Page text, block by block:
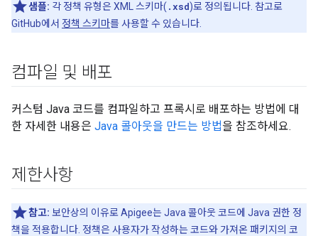
샘플: 각 정책 유형은 XML 스키마( .xsd)로 정의됩니다. 참고로
GitHub에서 정책 스키마를 사용할 수 있습니다.
컴파일 및 배포
커스텀 Java 코드를 컴파일하고 프록시로 배포하는 방법에 대
한 자세한 내용은 Java 콜아웃을 만드는 방법을 참조하세요.
제한사항
참고: 보안상의 이유로 Apigee는 Java 콜아웃 코드에 Java 권한 정
책을 적용합니다. 정책은 사용자가 작성하는 코드와 가져온 패키지의 코